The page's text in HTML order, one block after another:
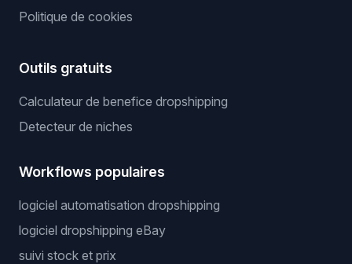
Politique de cookies
Outils gratuits
Calculateur de benefice dropshipping
Detecteur de niches
Workflows populaires
logiciel automatisation dropshipping
logiciel dropshipping eBay
suivi stock et prix